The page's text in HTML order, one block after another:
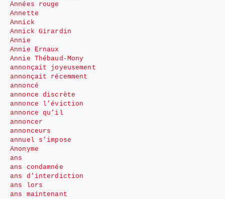
Années rouge
Annette
Annick
Annick Girardin
Annie
Annie Ernaux
Annie Thébaud-Mony
annonçait joyeusement
annonçait récemment
annoncé
annonce discrète
annonce l’éviction
annonce qu’il
annoncer
annonceurs
annuel s’impose
Anonyme
ans
ans condamnée
ans d’interdiction
ans lors
ans maintenant